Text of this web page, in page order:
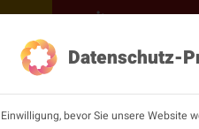
KONTAKT
Datenschutz-
bevor Sie unsere Website